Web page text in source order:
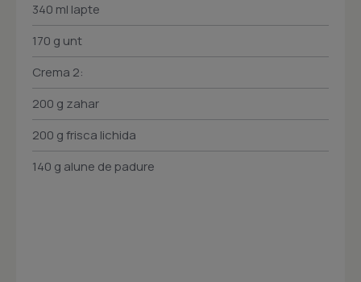
340 ml lapte
170 g unt
Crema 2:
200 g zahar
200 g frisca lichida
140 g alune de padure